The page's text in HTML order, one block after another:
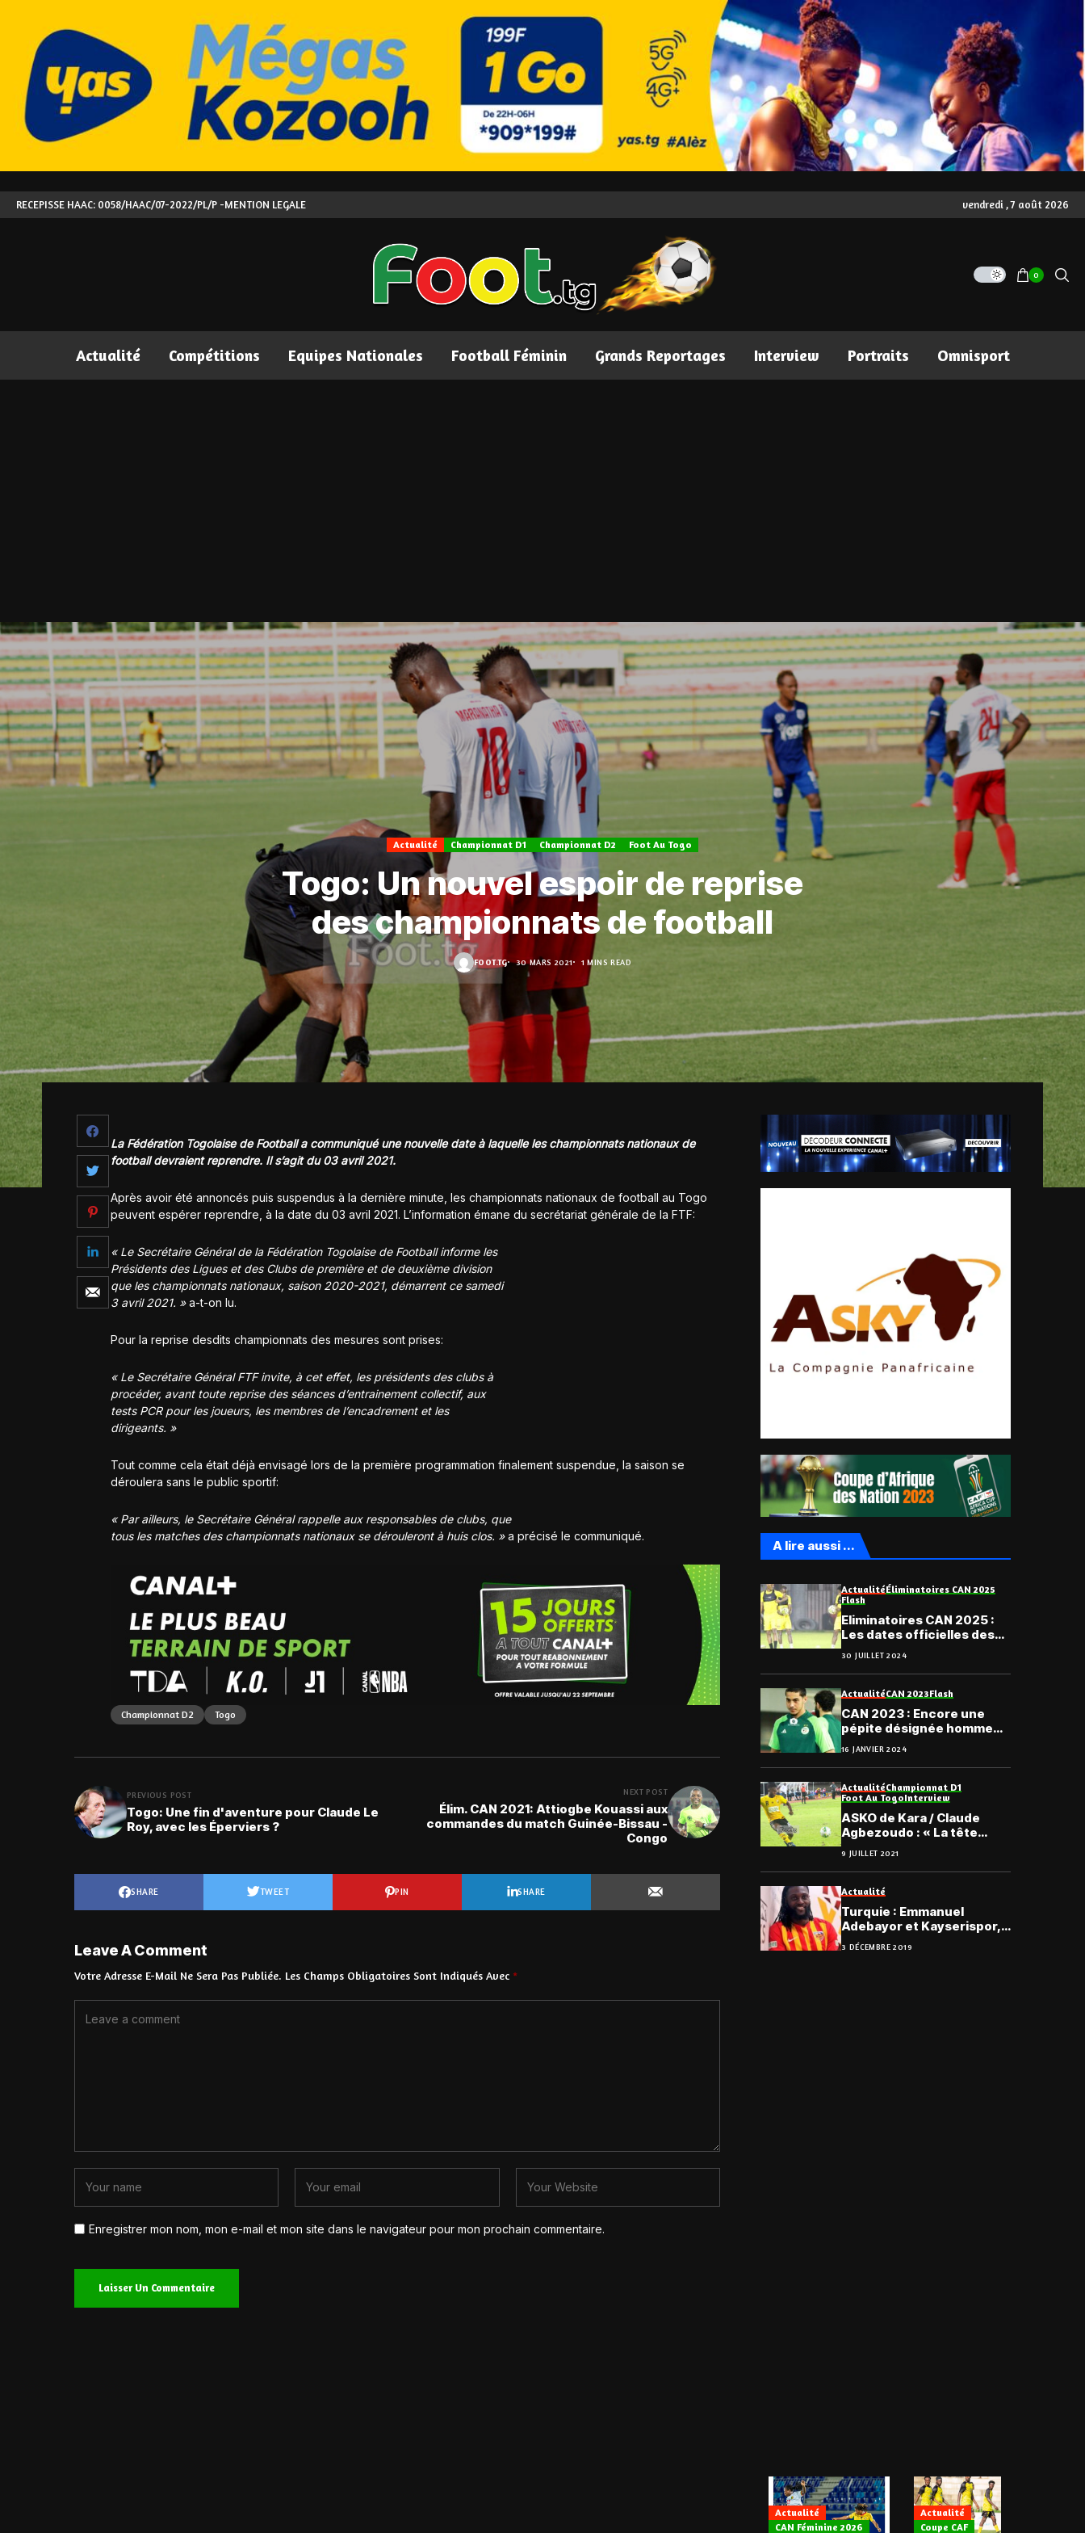
RECEPISSE HAAC: 0058/HAAC/07-2022/PL/P -MENTION LEGALE vendredi , 7 août 2026
0
Actualité Compétitions Equipes Nationales Football Féminin Grands Reportages Interview Portraits Omnisport
Actualité Championnat D1 Championnat D2 Foot Au Togo
Togo: Un nouvel espoir de reprise
des championnats de football
FOOT.TG 30 MARS 2021 1 MINS READ
La Fédération Togolaise de Football a communiqué une nouvelle date à laquelle les championnats nationaux de
football devraient reprendre. Il s’agit du 03 avril 2021.
Après avoir été annoncés puis suspendus à la dernière minute, les championnats nationaux de football au Togo
peuvent espérer reprendre, à la date du 03 avril 2021. L’information émane du secrétariat générale de la FTF:
« Le Secrétaire Général de la Fédération Togolaise de Football informe les
Présidents des Ligues et des Clubs de première et de deuxième division
que les championnats nationaux, saison 2020-2021, démarrent ce samedi
3 avril 2021. »a-t-on lu.
Pour la reprise desdits championnats des mesures sont prises:
« Le Secrétaire Général FTF invite, à cet effet, les présidents des clubs à
procéder, avant toute reprise des séances d’entrainement collectif, aux
tests PCR pour les joueurs, les membres de l’encadrement et les
dirigeants. »
Tout comme cela était déjà envisagé lors de la première programmation finalement suspendue, la saison se
déroulera sans le public sportif:
« Par ailleurs, le Secrétaire Général rappelle aux responsables de clubs, que
tous les matches des championnats nationaux se dérouleront à huis clos. »a précisé le communiqué.
Championnat D2 Togo
PREVIOUS POST
Togo: Une fin d'aventure pour Claude Le
Roy, avec les Éperviers ?
NEXT POST
Élim. CAN 2021: Attiogbe Kouassi aux
commandes du match Guinée-Bissau -
Congo
SHARE TWEET PIN SHARE
Leave A Comment
Votre Adresse E-Mail Ne Sera Pas Publiée. Les Champs Obligatoires Sont Indiqués Avec *
Enregistrer mon nom, mon e-mail et mon site dans le navigateur pour mon prochain commentaire.
A lire aussi ...
ActualitéÉliminatoires CAN 2025
Flash
Eliminatoires CAN 2025 :
Les dates officielles des
deux premiers matchs des
Eperviers
30 JUILLET 2024
ActualitéCAN 2023Flash
CAN 2023 : Encore une
pépite désignée homme
du match
16 JANVIER 2024
ActualitéChampionnat D1
Foot Au TogoInterview
ASKO de Kara / Claude
Agbezoudo : « La tête
froide et les rendez-vous,
comme ils se présentent…
»
9 JUILLET 2021
Actualité
Turquie : Emmanuel
Adebayor et Kayserispor,
c’est terminé (vidéo)
3 DÉCEMBRE 2019
Actualité
CAN Féminine 2026
Actualité
Coupe CAF